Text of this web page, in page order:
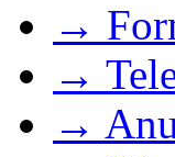
→
→
→